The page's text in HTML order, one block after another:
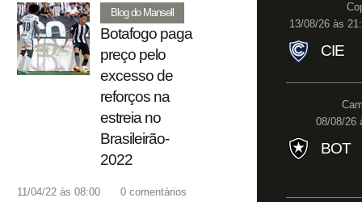
Blog do Mansell
Botafogo paga
preço pelo
excesso de
reforços na
estreia no
Brasileirão-
2022
11/04/22 às 08:00 0 comentários
13/08/26 às
CIE
08/08/26
BOT